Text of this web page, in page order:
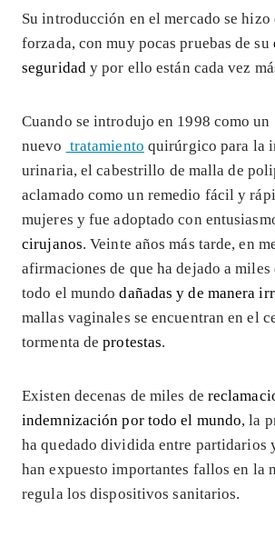
Su introducción en el mercado se hizo
forzada, con muy pocas pruebas de su
seguridad y por ello están cada vez
Cuando se introdujo en 1998 como un
nuevo tratamiento quirúrgico para la
urinaria, el cabestrillo de malla de
aclamado como un remedio fácil y
mujeres y fue adoptado con
cirujanos. Veinte años más tarde, en
afirmaciones de que ha dejado a miles
todo el mundodañadas y de manera
mallas vaginales se encuentran en el
tormenta deprotestas.
Existen decenas de miles de
indemnización por todo el mundo, la
ha quedado dividida entre partidarios
han expuesto importantes fallos en la
regula los dispositivos sanitarios.